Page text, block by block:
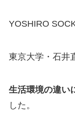
YOSHIRO
東京大学・石井
生活環境の違い
した。